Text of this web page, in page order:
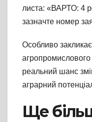
листа: «ВАРТО: 4
зазначте номер
Особливо
реальний шанс
аграрний
Ще